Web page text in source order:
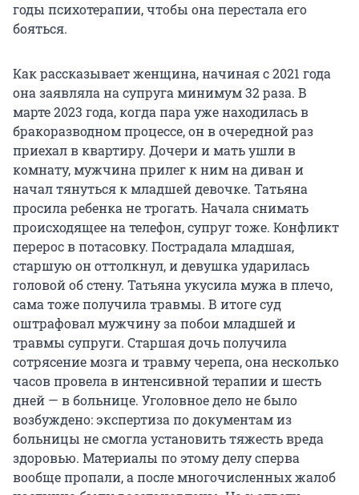
годы психотерапии, чтобы она перестала его
бояться.
Как рассказывает женщина, начиная с 2021 года
она заявляла на супруга минимум 32 раза. В
марте 2023 года, когда пара уже находилась в
бракоразводном процессе, он в очередной раз
приехал в квартиру. Дочери и мать ушли в
комнату, мужчина прилег к ним на диван и
начал тянуться к младшей девочке. Татьяна
просила ребенка не трогать. Начала снимать
происходящее на телефон, супруг тоже. Конфликт
перерос в потасовку. Пострадала младшая,
старшую он оттолкнул, и девушка ударилась
головой об стену. Татьяна укусила мужа в плечо,
сама тоже получила травмы. В итоге суд
оштрафовал мужчину за побои младшей и
травмы супруги. Старшая дочь получила
сотрясение мозга и травму черепа, она несколько
часов провела в интенсивной терапии и шесть
дней — в больнице. Уголовное дело не было
возбуждено: экспертиза по документам из
больницы не смогла установить тяжесть вреда
здоровью. Материалы по этому делу сперва
вообще пропали, а после многочисленных жалоб